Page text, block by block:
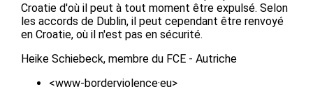
Croatie d'où il peut à tout moment être expulsé. Selon
les accords de Dublin, il peut cependant être renvoyé
en Croatie, où il n'est pas en sécurité.
Heike Schiebeck, membre du FCE - Autriche
<www-borderviolence·eu>